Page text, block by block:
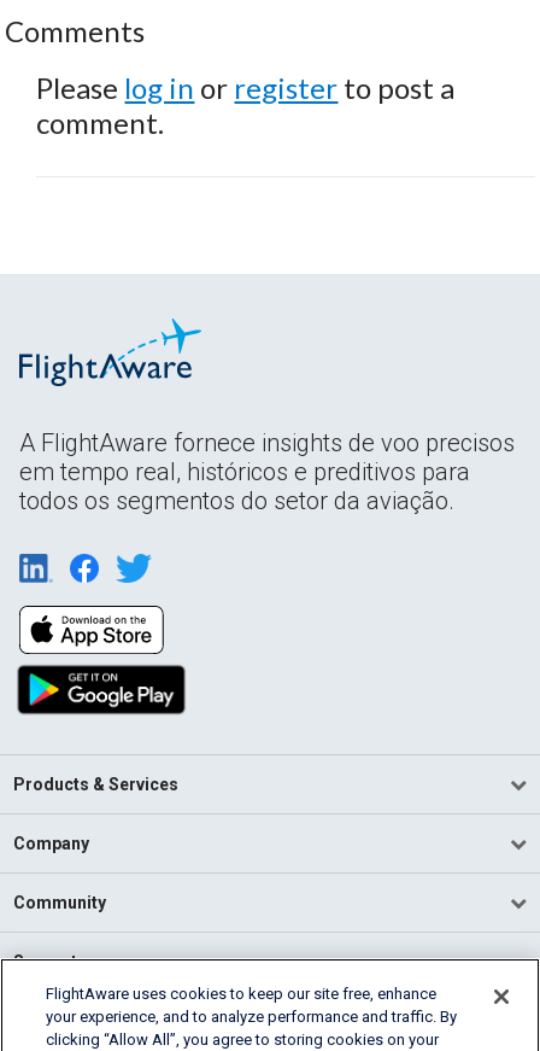
Comments
Please log in or register to post a
comment.
A FlightAware fornece insights de voo precisos
em tempo real, históricos e preditivos para
todos os segmentos do setor da aviação.
Products & Services
Company
Community
Support
English (USA)
2026 FlightAware
FlightAware uses cookies to keep our site free, enhance
your experience, and to analyze performance and traffic. By
clicking “Allow All”, you agree to storing cookies on your